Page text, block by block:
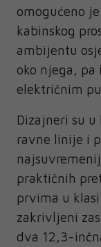
omogućeno
kabinskog
ambijentu
oko njega, pa
električnim
Dizajneri su
ravne linije i
praktičnih
prvima u
zakrivljeni
dva 12,3-